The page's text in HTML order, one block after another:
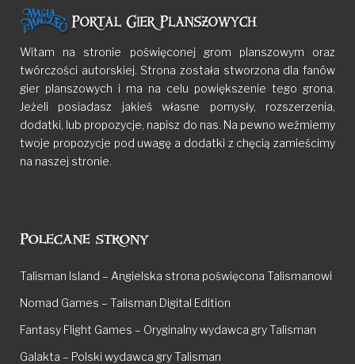
Witam na stronie poświęconej grom planszowym oraz
twórczości autorskiej. Strona została stworzona dla fanów
gier planszowych i ma na celu powiększenie tego grona.
Jeżeli posiadasz jakieś własne pomysły, rozszerzenia,
dodatki, lub propozycje, napisz do nas. Na pewno weźmiemy
twoje propozycje pod uwagę a dodatki z chęcią zamieścimy
na naszej stronie.
Polecane strony
Talisman Island – Angielska strona poświęcona Talismanowi
Nomad Games – Talisman Digital Edition
Fantasy Flight Games – Oryginalny wydawca gry Talisman
Galakta – Polski wydawca gry Talisman